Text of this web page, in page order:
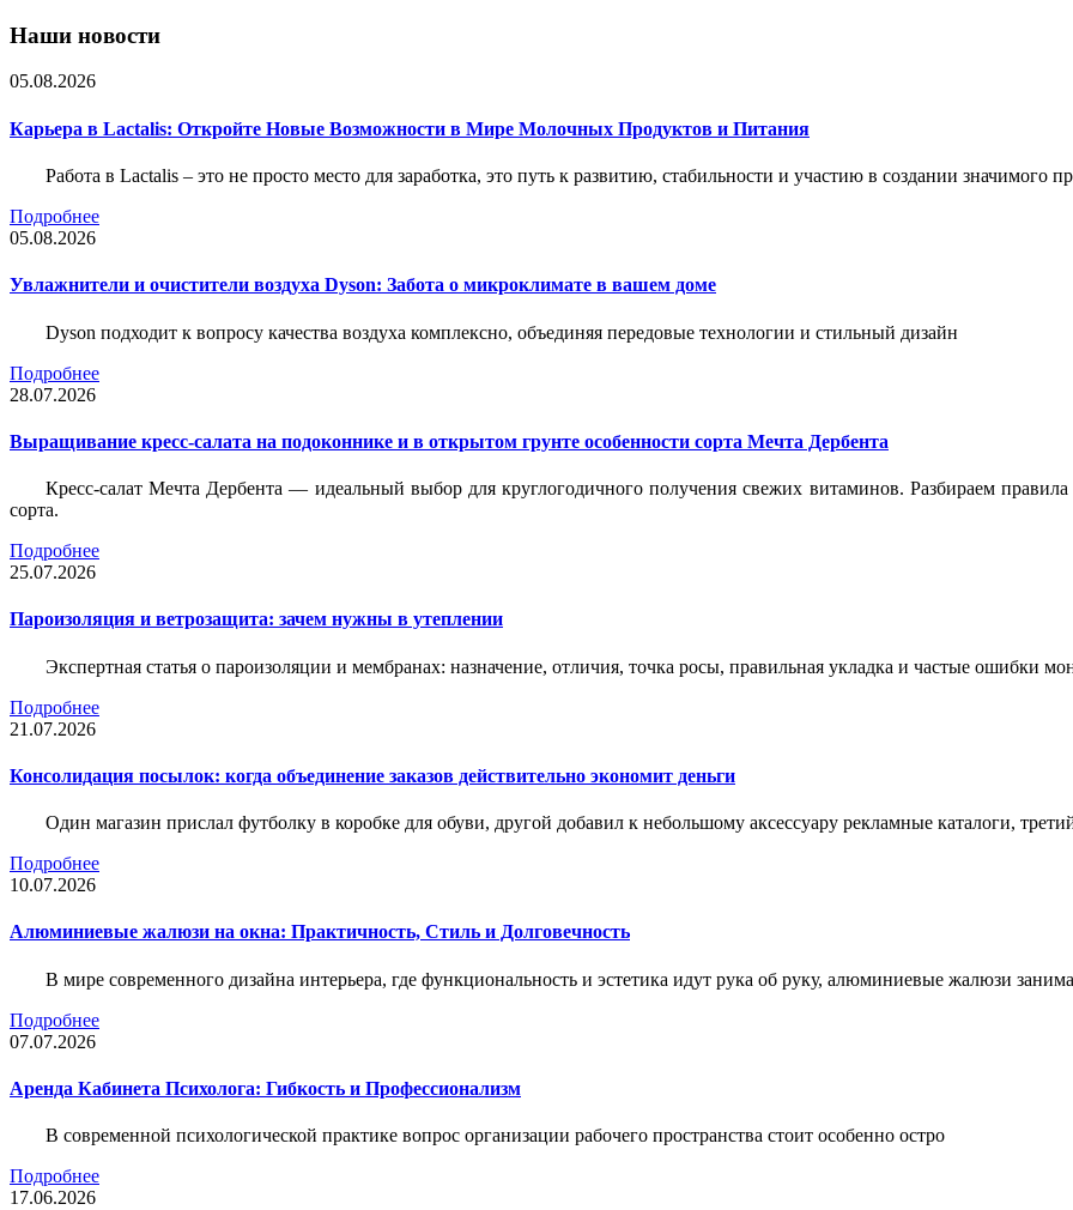
Наши новости
05.08.2026
Карьера в Lactalis: Откройте Новые Возможности в Мире Молочных Продуктов и Питания
Работа в Lactalis – это не просто место для заработка, это путь к развитию, стабильности и участию в создании значимого
Подробнее
05.08.2026
Увлажнители и очистители воздуха Dyson: Забота о микроклимате в вашем доме
Dyson подходит к вопросу качества воздуха комплексно, объединяя передовые технологии и стильный дизайн
Подробнее
28.07.2026
Выращивание кресс-салата на подоконнике и в открытом грунте особенности сорта Мечта Дербента
Кресс-салат Мечта Дербента — идеальный выбор для круглогодичного получения свежих витаминов. Разбираем
сорта.
Подробнее
25.07.2026
Пароизоляция и ветрозащита: зачем нужны в утеплении
Экспертная статья о пароизоляции и мембранах: назначение, отличия, точка росы, правильная укладка и частые ошибки
Подробнее
21.07.2026
Консолидация посылок: когда объединение заказов действительно экономит деньги
Один магазин прислал футболку в коробке для обуви, другой добавил к небольшому аксессуару рекламные каталоги,
Подробнее
10.07.2026
Алюминиевые жалюзи на окна: Практичность, Стиль и Долговечность
В мире современного дизайна интерьера, где функциональность и эстетика идут рука об руку, алюминиевые жалюзи
Подробнее
07.07.2026
Аренда Кабинета Психолога: Гибкость и Профессионализм
В современной психологической практике вопрос организации рабочего пространства стоит особенно остро
Подробнее
17.06.2026